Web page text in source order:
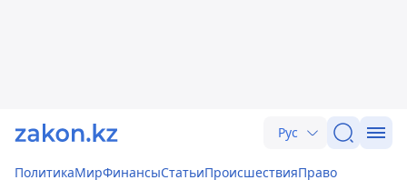
Рус
ПолитикаМирФинансыСтатьиПроисшествияПраво